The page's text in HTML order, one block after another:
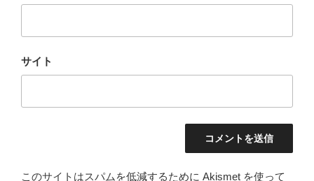
サイト
このサイトはスパムを低減するために Akismet を使って